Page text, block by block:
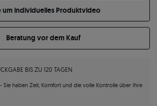
um individuelles Produktvideo
Beratung vor dem Kauf
BIS ZU 120 TAGEN
- Sie haben Zeit, Komfort und die volle Kontrolle über Ihre